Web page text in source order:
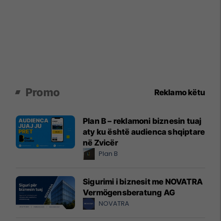
Promo Reklamo këtu
Plan B – reklamoni biznesin tuaj
aty ku është audienca shqiptare
në Zvicër
Plan B
Sigurimi i biznesit me NOVATRA
Vermögensberatung AG
NOVATRA